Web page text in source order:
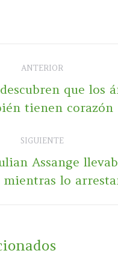
ANTERIOR
Publicación
anterior:
que los
tienen corazón
SIGUIENTE
Publicación
siguiente:
Assange
mientras lo